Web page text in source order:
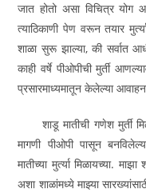
जात होतो असा विचित्र योग
त्याठिकाणी पेण वरून तयार
शाळा सुरू झाल्या, की सर्वात
काही वर्षे पीओपीची मुर्ती
प्रसारमाध्यमातून केलेल्या
शाडू मातीची गणेश मुर्ती
मागणी पीओपी पासून
मातीच्या मुर्त्या मिळायच्या.
अशा शाळांमध्ये माझ्या